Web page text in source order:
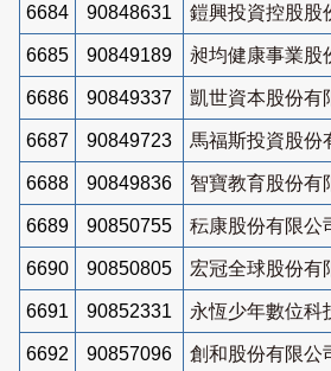
6684 90848631 鎧興投資控股股
6685 90849189 昶均健康事業股
6686 90849337 凱世資本股份有
6687 90849723 馬福斯投資股份
6688 90849836 智寶教育股份有
6689 90850755 秐康股份有限公
6690 90850805 宏冠全球股份有
6691 90852331 永恆少年數位科
6692 90857096 創和股份有限公